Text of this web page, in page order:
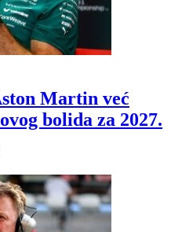
Martin već
bolida za 2027.